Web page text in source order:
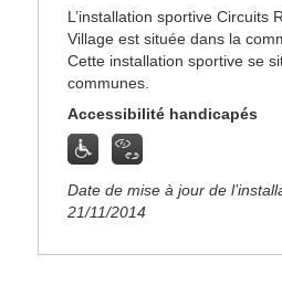
L’installation sportive Circuits
Village est située dans la
Cette installation sportive se
communes.
Accessibilité handicapés
Date de mise à jour de
21/11/2014